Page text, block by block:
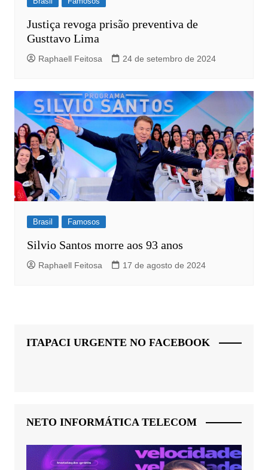
Justiça revoga prisão preventiva de
Gusttavo Lima
Raphaell Feitosa 24 de setembro de 2024
Brasil Famosos
Silvio Santos morre aos 93 anos
Raphaell Feitosa 17 de agosto de 2024
ITAPACI URGENTE NO FACEBOOK
NETO INFORMÁTICA TELECOM